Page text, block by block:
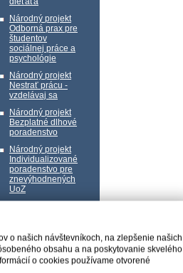
Národný projekt
Odborná prax pre
študentov
sociálnej práce a
psychológie
Národný projekt
Nestrať prácu -
vzdelávaj sa
Národný projekt
Bezplatné dlhové
poradenstvo
Národný projekt
Individualizované
poradenstvo pre
znevýhodnených
UoZ
Národný projekt
Chyť sa svojej
šance
o našich návštevníkoch, na zlepšenie našich
obsahu a na poskytovanie skvelého
o cookies používame otvorené